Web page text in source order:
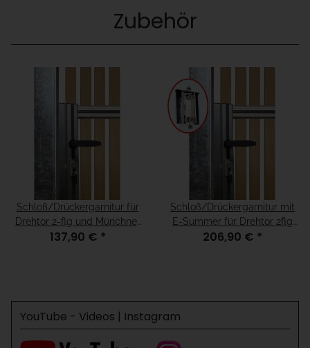
Zubehör
Schloß/Drückergarnitur für
Drehtor 2-flg und Münchner
Modell, für H=80
137,90 € *
Schloß/Drückergarnitur mit
E-Summer für Drehtor 2flg
und Münchner Modell, für
206,90 € *
YouTube - Videos | Instagram